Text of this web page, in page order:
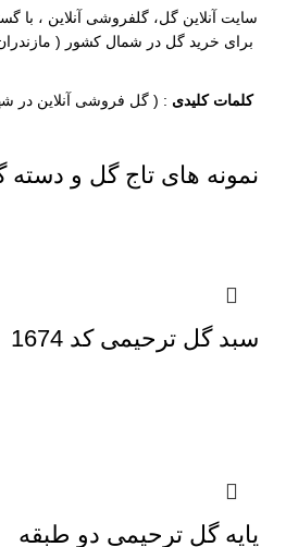
سایت آنلاین گل، گلفروشی آنلاین ، با
برای خرید گل در شمال کشور (
کلمات کلیدی : ( گل فروشی آنلاین در
نمونه های تاج گل و دسته
سبد گل ترحیمی کد 1674
پایه گل ترحیمی دو طبقه